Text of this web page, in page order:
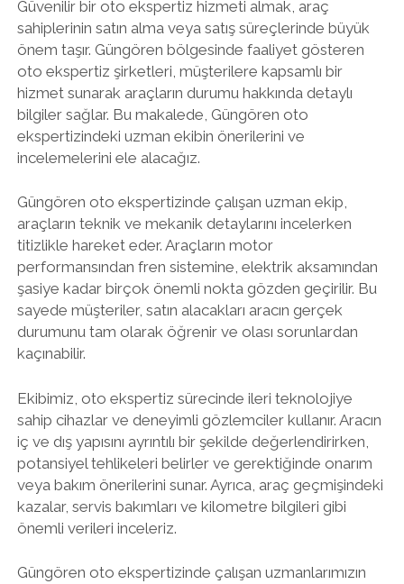
Güvenilir bir oto ekspertiz hizmeti almak, araç
sahiplerinin satın alma veya satış süreçlerinde büyük
önem taşır. Güngören bölgesinde faaliyet gösteren
oto ekspertiz şirketleri, müşterilere kapsamlı bir
hizmet sunarak araçların durumu hakkında detaylı
bilgiler sağlar. Bu makalede, Güngören oto
ekspertizindeki uzman ekibin önerilerini ve
incelemelerini ele alacağız.
Güngören oto ekspertizinde çalışan uzman ekip,
araçların teknik ve mekanik detaylarını incelerken
titizlikle hareket eder. Araçların motor
performansından fren sistemine, elektrik aksamından
şasiye kadar birçok önemli nokta gözden geçirilir. Bu
sayede müşteriler, satın alacakları aracın gerçek
durumunu tam olarak öğrenir ve olası sorunlardan
kaçınabilir.
Ekibimiz, oto ekspertiz sürecinde ileri teknolojiye
sahip cihazlar ve deneyimli gözlemciler kullanır. Aracın
iç ve dış yapısını ayrıntılı bir şekilde değerlendirirken,
potansiyel tehlikeleri belirler ve gerektiğinde onarım
veya bakım önerilerini sunar. Ayrıca, araç geçmişindeki
kazalar, servis bakımları ve kilometre bilgileri gibi
önemli verileri inceleriz.
Güngören oto ekspertizinde çalışan uzmanlarımızın